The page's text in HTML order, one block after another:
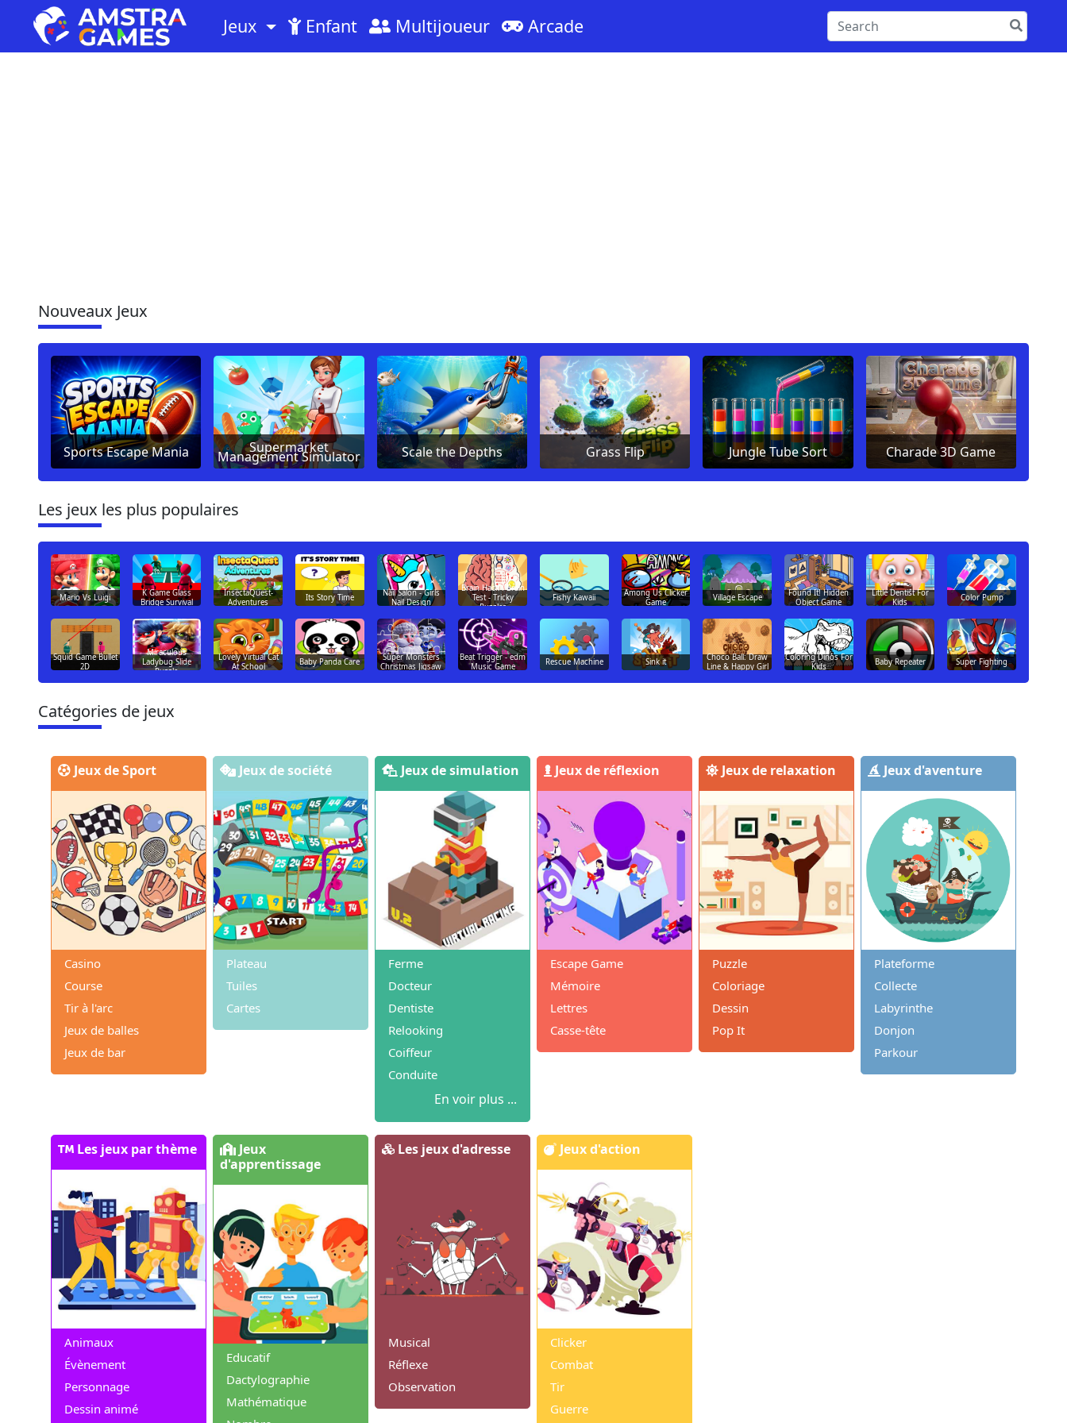
Jeux Enfant Multijoueur Arcade
Nouveaux Jeux
Sports Escape Mania Supermarket
Management Simulator Scale the Depths Grass Flip Jungle Tube Sort Charade 3D Game
Les jeux les plus populaires
Mario Vs Luigi
K Game Glass
Bridge Survival
InsectaQuest-
Adventures
Its Story Time
Nail Salon - Girls
Nail Design
Brain Hack : Brain
Test - Tricky
Puzzles
Fishy Kawaii
Among Us Clicker
Game
Village Escape
Found It! Hidden
Object Game
Little Dentist For
Kids
Color Pump
Squid Game Bullet
2D
Miraculous
Ladybug Slide
Puzzle
Lovely Virtual Cat
At School
Baby Panda Care
Super Monsters
Christmas Jigsaw
Beat Trigger - edm
Music Game
Rescue Machine Sink it
Choco Ball: Draw
Line & Happy Girl
Coloring Dinos For
Kids
Baby Repeater Super Fighting
Catégories de jeux
Jeux de Sport
Casino
Course
Tir à l'arc
Jeux de balles
Jeux de bar
Jeux de société
Plateau
Tuiles
Cartes
Jeux de simulation
Ferme
Docteur
Dentiste
Relooking
Coiffeur
Conduite
En voir plus ...
Jeux de réflexion
Escape Game
Mémoire
Lettres
Casse-tête
Jeux de relaxation
Puzzle
Coloriage
Dessin
Pop It
Jeux d'aventure
Plateforme
Collecte
Labyrinthe
Donjon
Parkour
Les jeux par thème
Animaux
Évènement
Personnage
Dessin animé
Jeux
d'apprentissage
Educatif
Dactylographie
Mathématique
Les jeux d'adresse
Musical
Réflexe
Observation
Jeux d'action
Clicker
Combat
Tir
Guerre